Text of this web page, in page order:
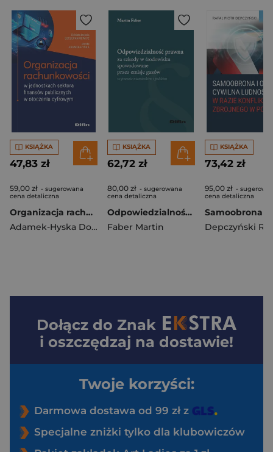
KSIĄŻKA
47,83 zł
59,00 zł - sugerowana
cena detaliczna
Organizacja rachunkowości w jednostkach sektora finansów publicznych w otoczeniu cyfrowym
Adamek-Hyska Dorota
KSIĄŻKA
62,72 zł
80,00 zł - sugerowana
cena detaliczna
Odpowiedzialność prawna za szkody w środowisku spowodowane przez emisje gazów w prawie niemieckim i polskim
Faber Martin
KSIĄŻKA
73,42 zł
95,00 zł -
cena detaliczna
Dołącz do Znak
i oszczędzaj na dostawie!
Twoje korzyści:
Darmowa dostawa od 99 zł z
Specjalne zniżki tylko dla klubowiczów